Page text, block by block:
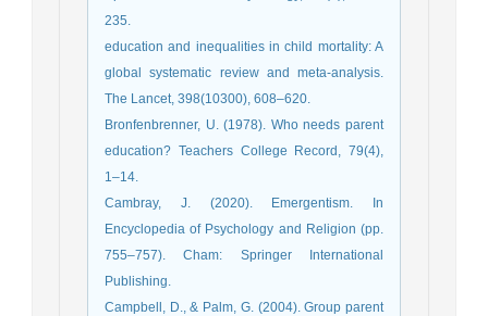
235.
education and inequalities in child mortality: A
global systematic review and meta-analysis.
The Lancet, 398(10300), 608–620.
Bronfenbrenner, U. (1978). Who needs parent
education? Teachers College Record, 79(4),
1–14.
Cambray, J. (2020). Emergentism. In
Encyclopedia of Psychology and Religion (pp.
755–757). Cham: Springer International
Publishing.
Campbell, D., & Palm, G. (2004). Group parent